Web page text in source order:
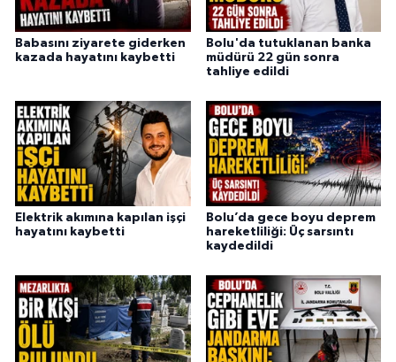
Babasını ziyarete giderken
kazada hayatını kaybetti
Bolu'da tutuklanan banka
müdürü 22 gün sonra
tahliye edildi
Elektrik akımına kapılan işçi
hayatını kaybetti
Bolu’da gece boyu deprem
hareketliliği: Üç sarsıntı
kaydedildi